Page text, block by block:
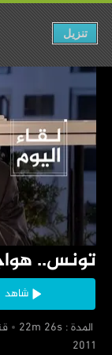
‏تونس..
شاهد
‏ المدة : 22m 26s
تنزيل